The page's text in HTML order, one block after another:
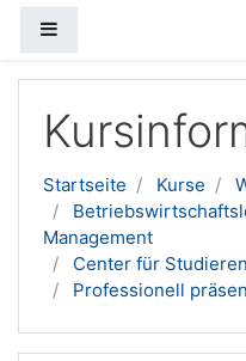
Startseite Kurse
Management
Center für
Professionell